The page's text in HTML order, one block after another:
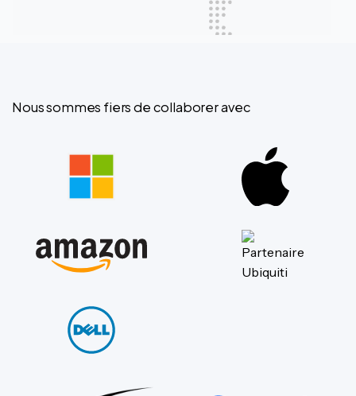
Nous sommes fiers de collaborer avec